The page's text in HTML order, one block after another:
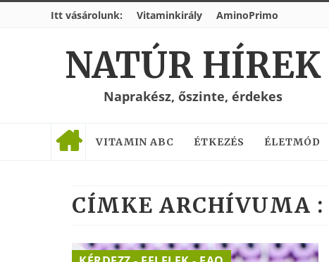
Itt vásárolunk: Vitaminkirály AminoPrimo
NATÚR HÍREK
Naprakész, őszinte, érdekes
VITAMIN ABC ÉTKEZÉS ÉLETMÓD
CÍMKE ARCHÍVUMA :